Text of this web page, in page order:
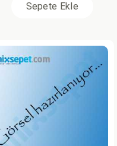
Sepete Ekle